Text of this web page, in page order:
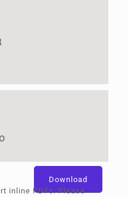
Download
inline PDFs. Please